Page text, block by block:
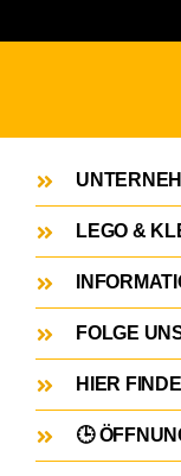
LEGO &
FOLGE
HIER
🕒